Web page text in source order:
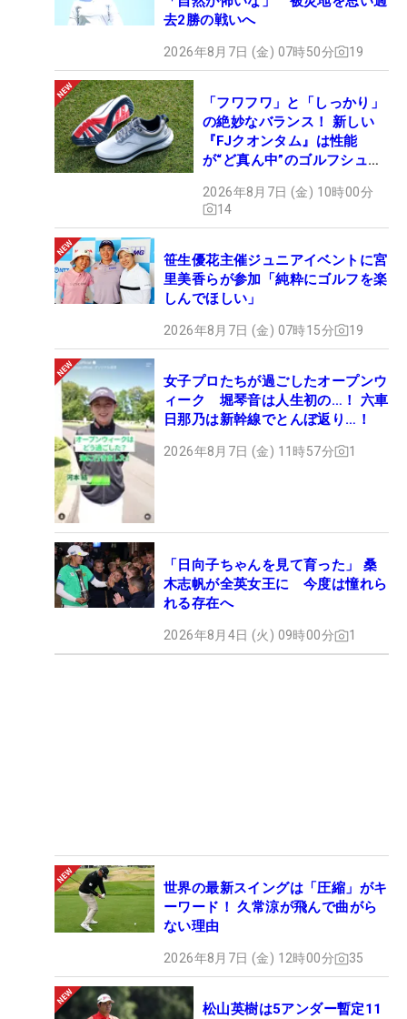
去2勝の戦いへ
2026年8月7日 (金) 07時50分 19
「フワフワ」と「しっかり」
の絶妙なバランス！ 新しい
『FJクオンタム』は性能
が“ど真ん中”のゴルフシュー
2026年8月7日 (金) 10時00分
14
笹生優花主催ジュニアイベントに宮
里美香らが参加「純粋にゴルフを楽
しんでほしい」
2026年8月7日 (金) 07時15分 19
女子プロたちが過ごしたオープンウ
ィーク 堀琴音は人生初の…！ 六車
日那乃は新幹線でとんぼ返り…！
2026年8月7日 (金) 11時57分 1
「日向子ちゃんを見て育った」 桑
木志帆が全英女王に 今度は憧れら
れる存在へ
2026年8月4日 (火) 09時00分 1
世界の最新スイングは「圧縮」がキ
ーワード！ 久常涼が飛んで曲がら
ない理由
2026年8月7日 (金) 12時00分 35
松山英樹は5アンダー暫定11